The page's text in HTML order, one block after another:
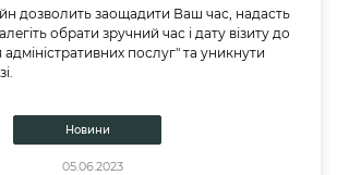
дозволить заощадити Ваш час, надасть
обрати зручний час і дату візиту до
послуг" та уникнути
Новини
05.06.2023